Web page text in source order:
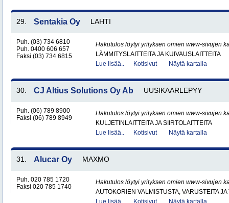
29. Sentakia Oy LAHTI
Puh. (03) 734 6810
Puh. 0400 606 657
Faksi (03) 734 6815
Hakutulos löytyi yrityksen omien www-sivujen
LÄMMITYSLAITTEITA JA KUIVAUSLAITTEITA
Lue lisää..
Kotisivut Näytä kartalla
30. CJ Altius Solutions Oy Ab UUSIKAARLEPYY
Puh. (06) 789 8900
Faksi (06) 789 8949
Hakutulos löytyi yrityksen omien www-sivujen
KULJETINLAITTEITA JA SIIRTOLAITTEITA
Lue lisää..
Kotisivut Näytä kartalla
31. Alucar Oy MAXMO
Puh. 020 785 1720
Faksi 020 785 1740
Hakutulos löytyi yrityksen omien www-sivujen
AUTOKORIEN VALMISTUSTA, VARUSTEITA JA
Lue lisää..
Kotisivut Näytä kartalla